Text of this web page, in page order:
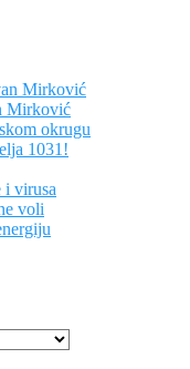
Mirković
Mirković
okrugu
1031!
i virusa
voli